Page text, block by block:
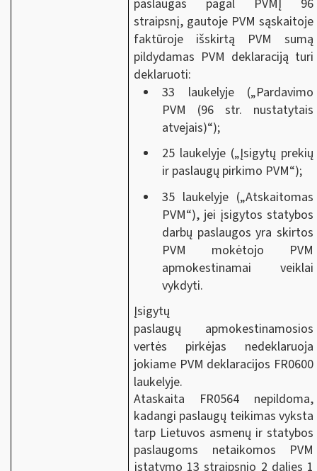
paslaugas pagal PVMĮ 96
straipsnį, gautoje PVM sąskaitoje
faktūroje išskirtą PVM sumą
pildydamas PVM deklaraciją turi
deklaruoti:
33 laukelyje („Pardavimo
PVM (96 str. nustatytais
atvejais)“);
25 laukelyje („Įsigytų prekių
ir paslaugų pirkimo PVM“);
35 laukelyje („Atskaitomas
PVM“), jei įsigytos statybos
darbų paslaugos yra skirtos
PVM mokėtojo PVM
apmokestinamai veiklai
vykdyti.
Įsigytų
paslaugų apmokestinamosios
vertės pirkėjas nedeklaruoja
jokiame PVM deklaracijos FR0600
laukelyje.
Ataskaita FR0564 nepildoma,
kadangi paslaugų teikimas vyksta
tarp Lietuvos asmenų ir statybos
paslaugoms netaikomos PVM
įstatymo 13 straipsnio 2 dalies 1